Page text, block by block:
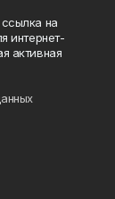
на
интернет-
активная